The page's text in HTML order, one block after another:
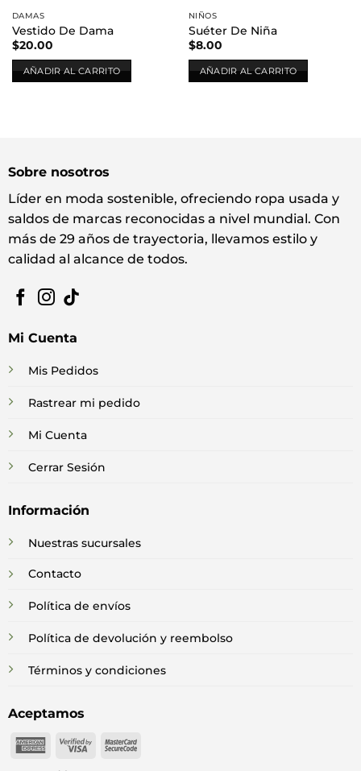
DAMAS
Vestido De Dama
$20.00
AÑADIR AL CARRITO
NIÑOS
Suéter De Niña
$8.00
AÑADIR AL CARRITO
Sobre nosotros
Líder en moda sostenible, ofreciendo ropa usada y
saldos de marcas reconocidas a nivel mundial. Con
más de 29 años de trayectoria, llevamos estilo y
calidad al alcance de todos.
Mi Cuenta
Mis Pedidos
Rastrear mi pedido
Mi Cuenta
Cerrar Sesión
Información
Nuestras sucursales
Contacto
Política de envíos
Política de devolución y reembolso
Términos y condiciones
Aceptamos
American
Visa
MasterCard